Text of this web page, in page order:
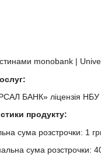
monobank |
БАНК» ліцензія НБУ
продукту:
сума розстрочки: 1
сума розстрочки: